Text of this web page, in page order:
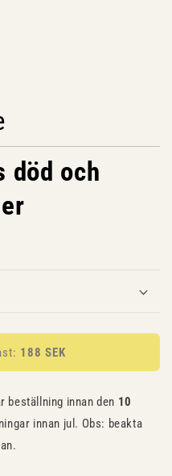
död och
188 SEK
beställning innan den 10
innan jul. Obs: beakta